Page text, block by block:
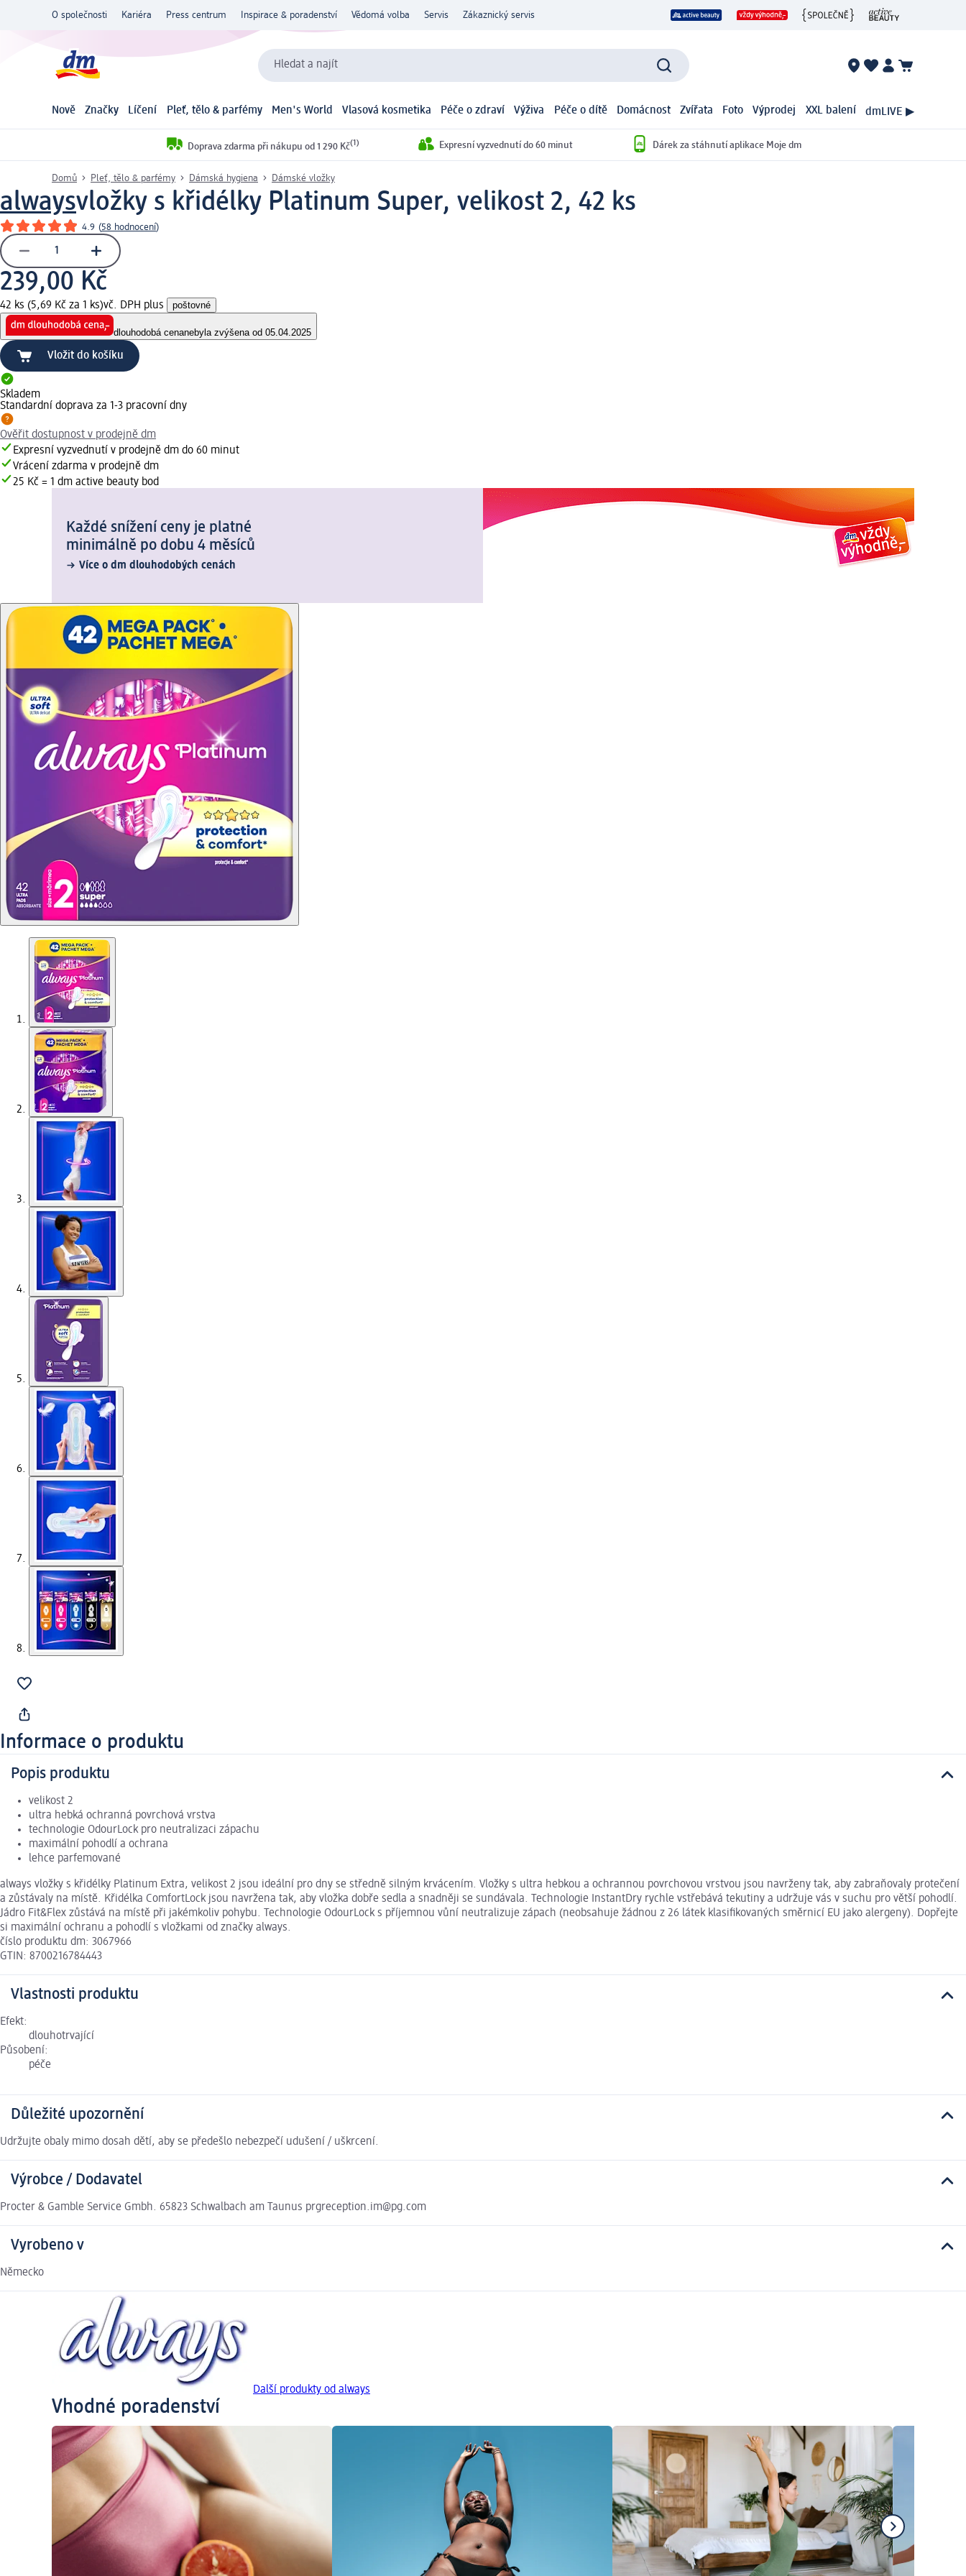
O společnosti Kariéra Press centrum Inspirace & poradenství Vědomá volba Servis Zákaznický servis
Hledat a najít
Nově Značky Líčení Pleť, tělo & parfémy Men's World Vlasová kosmetika Péče o zdraví Výživa Péče o dítě Domácnost Zvířata Foto Výprodej XXL balení dmLIVE ▶
Doprava zdarma při nákupu od 1 290 Kč(1) Expresní vyzvednutí do 60 minut Dárek za stáhnutí aplikace Moje dm
Domů Pleť, tělo & parfémy Dámská hygiena Dámské vložky
alwaysvložky s křidélky Platinum Super, velikost 2, 42 ks
4.9 (58 hodnocení)
239,00 Kč
42 ks (5,69 Kč za 1 ks)vč. DPH plus poštovné
dlouhodobá cenanebyla zvýšena od 05.04.2025
Vložit do košíku
Skladem
Standardní doprava za 1-3 pracovní dny
Ověřit dostupnost v prodejně dm
Expresní vyzvednutí v prodejně dm do 60 minut
Vrácení zdarma v prodejně dm
25 Kč = 1 dm active beauty bod
Každé snížení ceny je platné
minimálně po dobu 4 měsíců
Více o dm dlouhodobých cenách
Informace o produktu
Popis produktu
velikost 2
ultra hebká ochranná povrchová vrstva
technologie OdourLock pro neutralizaci zápachu
maximální pohodlí a ochrana
lehce parfemované
always vložky s křidélky Platinum Extra, velikost 2 jsou ideální pro dny se středně silným krvácením. Vložky s ultra hebkou a ochrannou povrchovou vrstvou jsou navrženy tak, aby zabraňovaly protečení
a zůstávaly na místě. Křidélka ComfortLock jsou navržena tak, aby vložka dobře sedla a snadněji se sundávala. Technologie InstantDry rychle vstřebává tekutiny a udržuje vás v suchu pro větší pohodlí.
Jádro Fit&Flex zůstává na místě při jakémkoliv pohybu. Technologie OdourLock s příjemnou vůní neutralizuje zápach (neobsahuje žádnou z 26 látek klasifikovaných směrnicí EU jako alergeny). Dopřejte
si maximální ochranu a pohodlí s vložkami od značky always.
číslo produktu dm: 3067966
GTIN: 8700216784443
Vlastnosti produktu
Efekt:
dlouhotrvající
Působení:
péče
Důležité upozornění
Udržujte obaly mimo dosah dětí, aby se předešlo nebezpečí udušení / uškrcení.
Výrobce / Dodavatel
Procter & Gamble Service Gmbh. 65823 Schwalbach am Taunus prgreception.im@pg.com
Vyrobeno v
Německo
Další produkty od always
Vhodné poradenství